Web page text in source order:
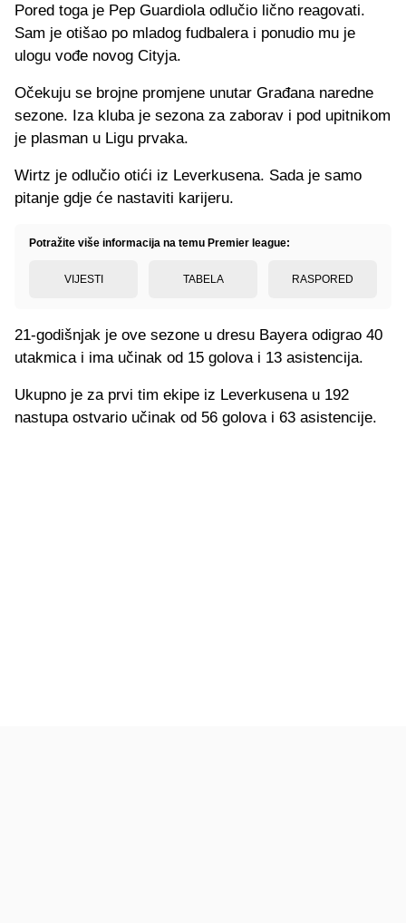
Pored toga je Pep Guardiola odlučio lično reagovati.
Sam je otišao po mladog fudbalera i ponudio mu je
ulogu vođe novog Cityja.
Očekuju se brojne promjene unutar Građana naredne
sezone. Iza kluba je sezona za zaborav i pod upitnikom
je plasman u Ligu prvaka.
Wirtz je odlučio otići iz Leverkusena. Sada je samo
pitanje gdje će nastaviti karijeru.
Potražite više informacija na temu Premier league:
VIJESTI TABELA RASPORED
21-godišnjak je ove sezone u dresu Bayera odigrao 40
utakmica i ima učinak od 15 golova i 13 asistencija.
Ukupno je za prvi tim ekipe iz Leverkusena u 192
nastupa ostvario učinak od 56 golova i 63 asistencije.